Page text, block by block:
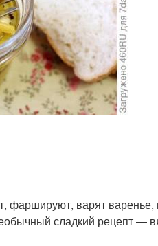
фаршируют, варят варенье,
сладкий рецепт —